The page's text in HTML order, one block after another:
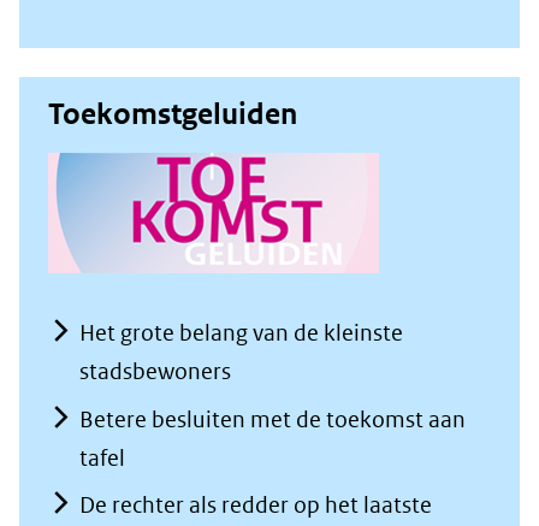
Toekomstgeluiden
Het grote belang van de kleinste
stadsbewoners
Betere besluiten met de toekomst aan
tafel
De rechter als redder op het laatste